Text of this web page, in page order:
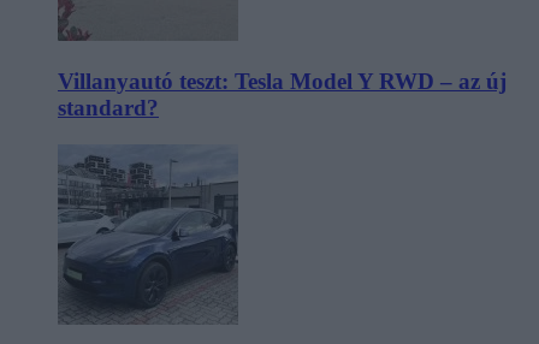
Villanyautó teszt: Tesla Model Y RWD – az új
standard?